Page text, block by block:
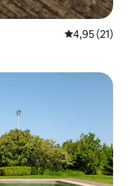
საშუალო
4,95 (21)